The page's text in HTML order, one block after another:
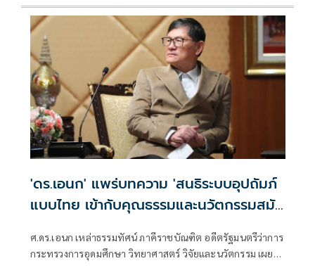
'ดร.เอนก' แพร่บทความ 'สนธิระบบอุปถัมภ์
แบบไทย เข้ากับคุณธรรมและนวัตกรรมสมัย
ศ.ดร.เอนก เหล่าธรรมทัศน์ ภาคีราชบัณฑิต อดีตรัฐมนตรีว่าการ
กระทรวงการอุดมศึกษา วิทยาศาสตร์ วิจัยและนวัตกรรม เผย